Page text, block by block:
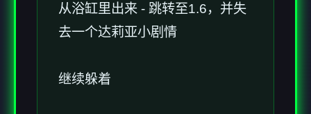
从浴缸里出来 - 跳转至1.6，并失
去一个达莉亚小剧情
继续躲着